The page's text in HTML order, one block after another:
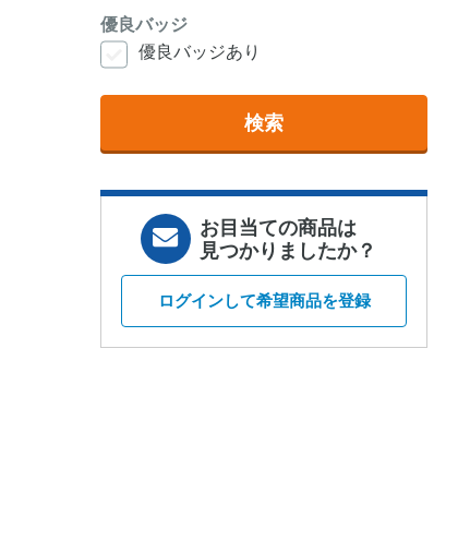
優良バッジ
優良バッジあり
検索
お目当ての商品は
見つかりましたか？
ログインして希望商品を登録